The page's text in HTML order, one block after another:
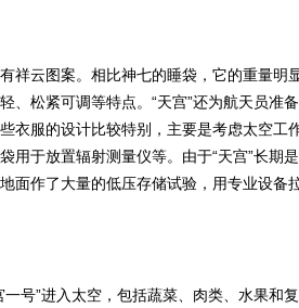
祥云图案。相比神七的睡袋，它的重量明
、松紧可调等特点。“天宫”还为航天员准
衣服的设计比较特别，主要是考虑太空工
用于放置辐射测量仪等。由于“天宫”长期
面作了大量的低压存储试验，用专业设备
一号”进入太空，包括蔬菜、肉类、水果和